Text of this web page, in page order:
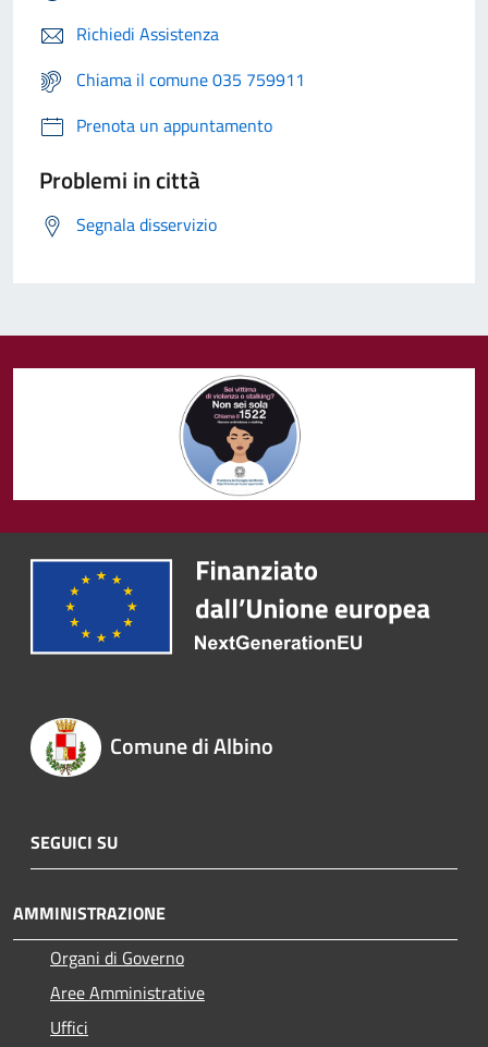
Richiedi Assistenza
Chiama il comune 035 759911
Prenota un appuntamento
Problemi in città
Segnala disservizio
Comune di Albino
SEGUICI SU
AMMINISTRAZIONE
Organi di Governo
Aree Amministrative
Uffici